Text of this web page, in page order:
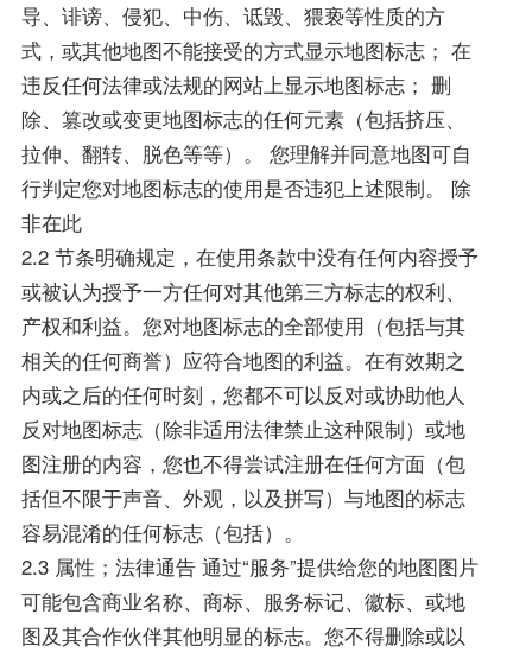
导、诽谤、侵犯、中伤、诋毁、猥亵等性质的方
式，或其他地图不能接受的方式显示地图标志； 在
违反任何法律或法规的网站上显示地图标志； 删
除、篡改或变更地图标志的任何元素（包括挤压、
拉伸、翻转、脱色等等）。 您理解并同意地图可自
行判定您对地图标志的使用是否违犯上述限制。 除
非在此
2.2 节条明确规定，在使用条款中没有任何内容授予
或被认为授予一方任何对其他第三方标志的权利、
产权和利益。您对地图标志的全部使用（包括与其
相关的任何商誉）应符合地图的利益。在有效期之
内或之后的任何时刻，您都不可以反对或协助他人
反对地图标志（除非适用法律禁止这种限制）或地
图注册的内容，您也不得尝试注册在任何方面（包
括但不限于声音、外观，以及拼写）与地图的标志
容易混淆的任何标志（包括）。
2.3 属性；法律通告 通过“服务”提供给您的地图图片
可能包含商业名称、商标、服务标记、徽标、或地
图及其合作伙伴其他明显的标志。您不得删除或以